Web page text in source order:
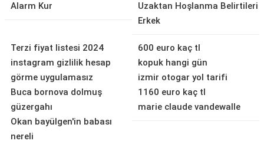
Alarm Kur
Uzaktan Hoşlanma Belirtileri
Erkek
Terzi fiyat listesi 2024
instagram gizlilik hesap
görme uygulamasız
Buca bornova dolmuş
güzergahı
Okan bayülgen'in babası
nereli
600 euro kaç tl
kopuk hangi gün
izmir otogar yol tarifi
1160 euro kaç tl
marie claude vandewalle